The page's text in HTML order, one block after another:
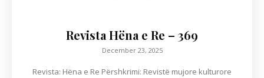
Revista Hëna e Re – 369
December 23, 2025
Revista: Hëna e Re Përshkrimi: Revistë mujore kulturore